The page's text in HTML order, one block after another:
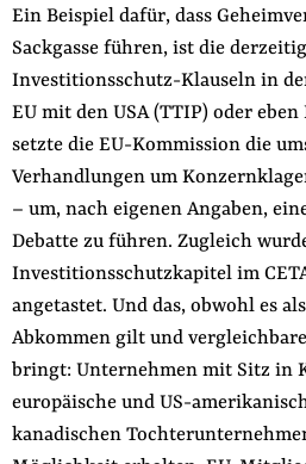
Ein Beispiel dafür, dass
Sackgasse führen, ist die
Investitionsschutz-Klauseln in
EU mit den USA (TTIP) oder eben
setzte die EU-Kommission die
Verhandlungen um
– um, nach eigenen Angaben,
Debatte zu führen. Zugleich
Investitionsschutzkapitel im
angetastet. Und das, obwohl es
Abkommen gilt und
bringt: Unternehmen mit Sitz in
europäische und US-
kanadischen